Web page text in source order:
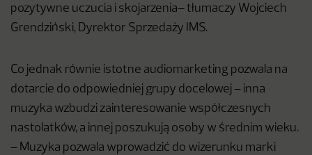
pozytywne uczucia i skojarzenia– tłumaczy Wojciech
Grendziński, Dyrektor Sprzedaży IMS.
Co jednak równie istotne audiomarketing pozwala na
dotarcie do odpowiedniej grupy docelowej – inna
muzyka wzbudzi zainteresowanie współczesnych
nastolatków, a innej poszukują osoby w średnim wieku.
– Muzyka pozwala wprowadzić do wizerunku marki